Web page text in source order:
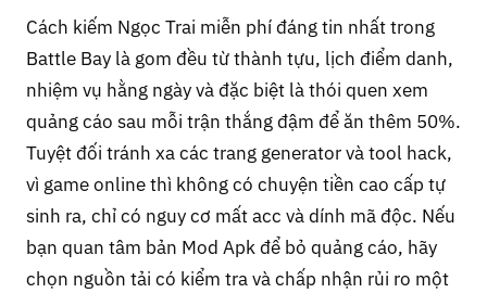
Cách kiếm Ngọc Trai miễn phí đáng tin nhất trong
Battle Bay là gom đều từ thành tựu, lịch điểm danh,
nhiệm vụ hằng ngày và đặc biệt là thói quen xem
quảng cáo sau mỗi trận thắng đậm để ăn thêm 50%.
Tuyệt đối tránh xa các trang generator và tool hack,
vì game online thì không có chuyện tiền cao cấp tự
sinh ra, chỉ có nguy cơ mất acc và dính mã độc. Nếu
bạn quan tâm bản Mod Apk để bỏ quảng cáo, hãy
chọn nguồn tải có kiểm tra và chấp nhận rủi ro một